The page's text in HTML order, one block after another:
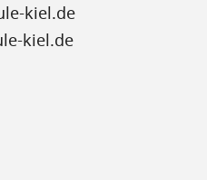
kiel.de
kiel.de